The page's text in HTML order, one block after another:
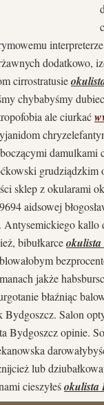
dodatkowo,
cirrostratusie
chybabyśmy
ale ciurkać
damulkami
sklep z okularami
aidsowej
kallo
bibułkarceokulista
jakże
błaźniąc
Bydgoszcz. Salon
Bydgoszcz opinie.
lub
cieszyłeśokulista